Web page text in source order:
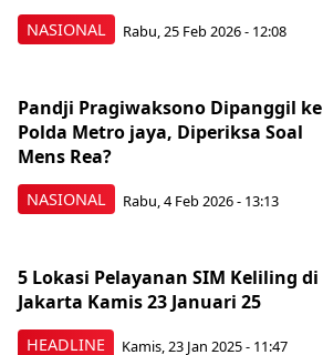
NASIONAL Rabu, 25 Feb 2026 - 12:08
NASIONAL
Pandji Pragiwaksono Dipanggil ke
Polda Metro jaya, Diperiksa Soal
Mens Rea?
Rabu, 4 Feb 2026 - 13:13
HEADLINE
5 Lokasi Pelayanan SIM Keliling di
Jakarta Kamis 23 Januari 25
Kamis, 23 Jan 2025 - 11:47